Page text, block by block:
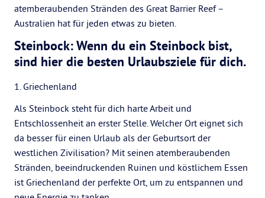
atemberaubenden Stränden des Great Barrier Reef –
Australien hat für jeden etwas zu bieten.
Steinbock: Wenn du ein Steinbock bist,
sind hier die besten Urlaubsziele für dich.
1. Griechenland
Als Steinbock steht für dich harte Arbeit und
Entschlossenheit an erster Stelle. Welcher Ort eignet sich
da besser für einen Urlaub als der Geburtsort der
westlichen Zivilisation? Mit seinen atemberaubenden
Stränden, beeindruckenden Ruinen und köstlichem Essen
ist Griechenland der perfekte Ort, um zu entspannen und